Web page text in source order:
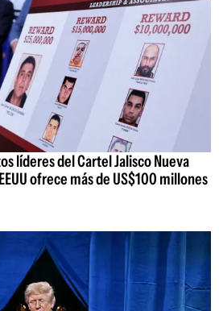
líderes del Cartel Jalisco Nueva
ofrece más de US$100 millones